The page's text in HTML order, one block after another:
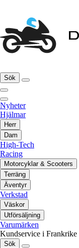
Sök
Nyheter
Hjälmar
Herr
Dam
High-Tech
Racing
Motorcyklar & Scooters
Terräng
Äventyr
Verkstad
Väskor
Utförsäljning
Varumärken
Kundservice i Frankrike
Sök